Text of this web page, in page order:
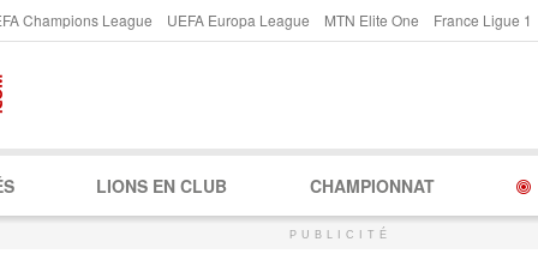
Champions League UEFA Europa League MTN Elite One France Ligue 1
LIONS EN CLUB CHAMPIONNAT
PUBLICITÉ